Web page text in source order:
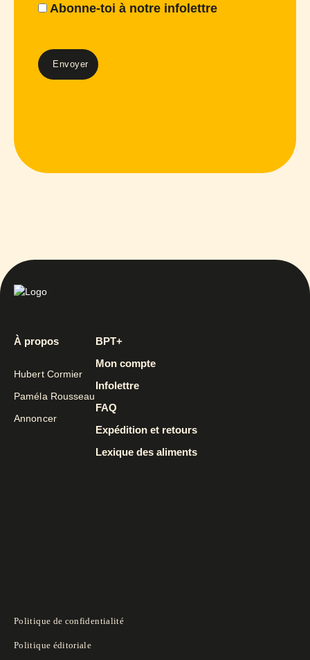
Abonne-toi à notre infolettre
À propos
Hubert Cormier
Paméla Rousseau
Annoncer
BPT+
Mon compte
Infolettre
FAQ
Expédition et retours
Lexique des aliments
Politique de confidentialité
Politique éditoriale